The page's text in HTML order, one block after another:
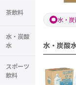
茶飲料
水・炭酸
水
スポーツ
飲料
水・
水・炭酸